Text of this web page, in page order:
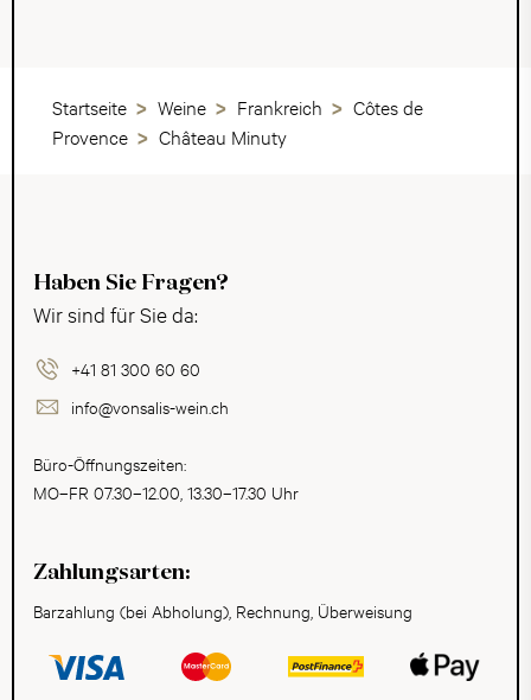
Startseite Weine Frankreich
Côtes de
Provence
Château Minuty
Haben Sie Fragen?
Wir sind für Sie da:
+41 81 300 60 60
info@vonsalis-wein.ch
Büro-Öffnungszeiten:
MO–FR 07.30–12.00, 13.30–17.30 Uhr
Zahlungsarten:
Barzahlung (bei Abholung), Rechnung, Überweisung